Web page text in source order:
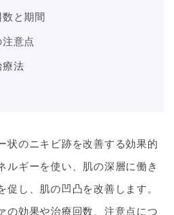
と期間
意点
療法
状のニキビ跡を改善する効果的
ルギーを使い、肌の深層に働き
促し、肌の凹凸を改善します。
の効果や治療回数、注意点につ